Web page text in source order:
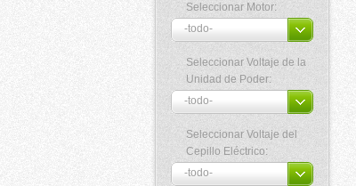
Seleccionar Motor:
Seleccionar Voltaje de la
Unidad de Poder:
Seleccionar Voltaje del
Cepillo Eléctrico: